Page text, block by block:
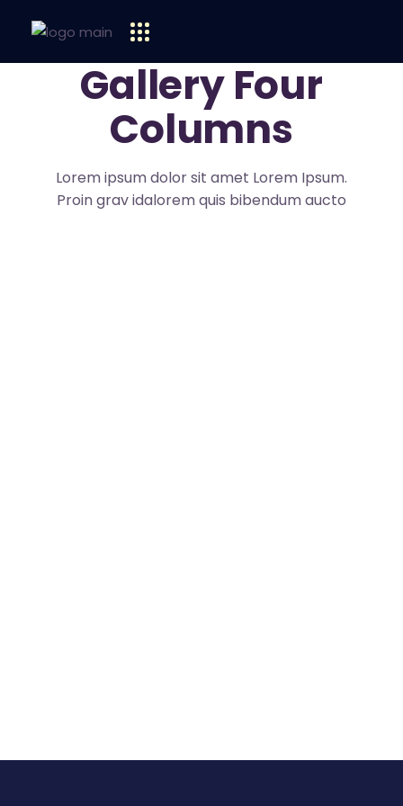
Gallery Four
Columns
Lorem ipsum dolor sit amet Lorem Ipsum.
Proin grav idalorem quis bibendum aucto